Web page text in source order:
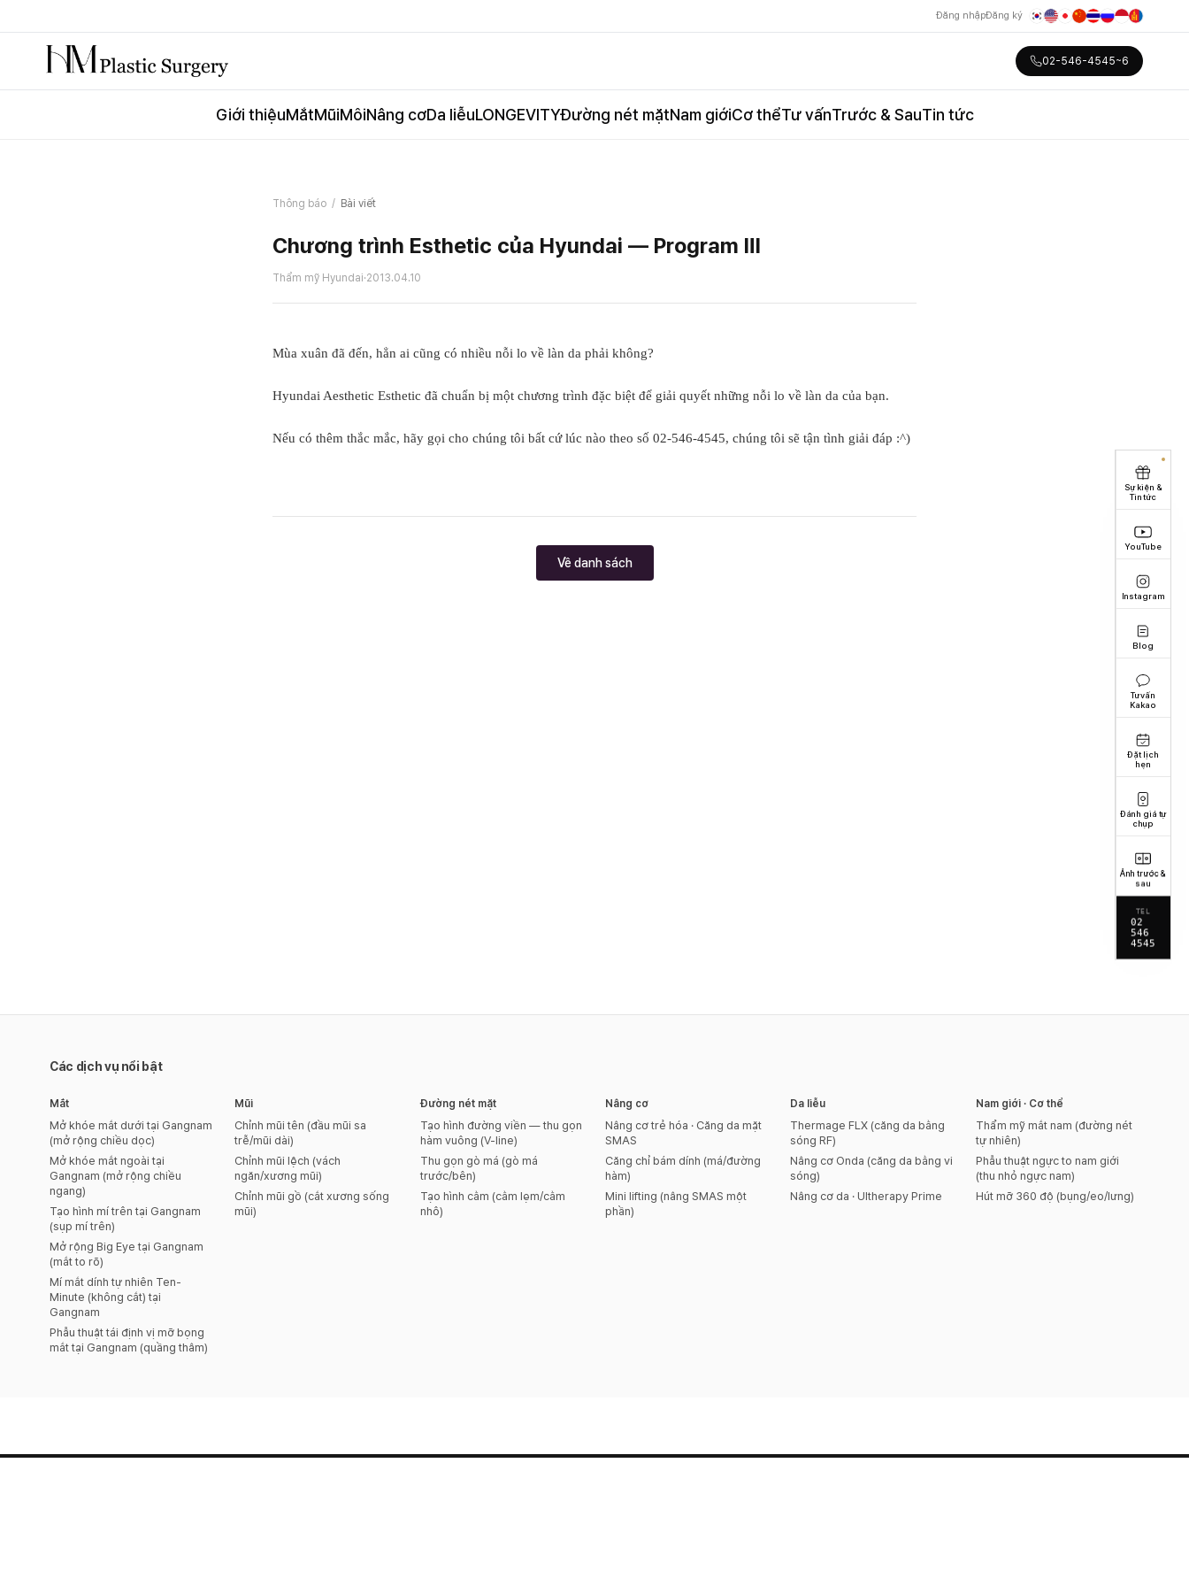
Đăng nhậpĐăng ký
02-546-4545~6
Giới thiệuMắtMũiMôiNâng cơDa liễuLONGEVITYĐường nét mặtNam giớiCơ thểTư vấnTrước & SauTin tức
Thông báo / Bài viết
Chương trình Esthetic của Hyundai — Program Ⅲ
Thẩm mỹ Hyundai·2013.04.10
Mùa xuân đã đến, hẳn ai cũng có nhiều nỗi lo về làn da phải không?
Hyundai Aesthetic Esthetic đã chuẩn bị một chương trình đặc biệt để giải quyết những nỗi lo về làn da của bạn.
Nếu có thêm thắc mắc, hãy gọi cho chúng tôi bất cứ lúc nào theo số 02-546-4545, chúng tôi sẽ tận tình giải đáp :^)
Về danh sách
Các dịch vụ nổi bật
Mắt
Mở khóe mắt dưới tại Gangnam
(mở rộng chiều dọc)
Mở khóe mắt ngoài tại
Gangnam (mở rộng chiều
ngang)
Tạo hình mí trên tại Gangnam
(sụp mí trên)
Mở rộng Big Eye tại Gangnam
(mắt to rõ)
Mí mắt dính tự nhiên Ten-
Minute (không cắt) tại
Gangnam
Phẫu thuật tái định vị mỡ bọng
mắt tại Gangnam (quầng thâm)
Mũi
Chỉnh mũi tên (đầu mũi sa
trễ/mũi dài)
Chỉnh mũi lệch (vách
ngăn/xương mũi)
Chỉnh mũi gồ (cắt xương sống
mũi)
Đường nét mặt
Tạo hình đường viền — thu gọn
hàm vuông (V-line)
Thu gọn gò má (gò má
trước/bên)
Tạo hình cằm (cằm lẹm/cằm
nhô)
Nâng cơ
Nâng cơ trẻ hóa · Căng da mặt
SMAS
Căng chỉ bám dính (má/đường
hàm)
Mini lifting (nâng SMAS một
phần)
Da liễu
Thermage FLX (căng da bằng
sóng RF)
Nâng cơ Onda (căng da bằng vi
sóng)
Nâng cơ da · Ultherapy Prime
Nam giới · Cơ thể
Thẩm mỹ mắt nam (đường nét
tự nhiên)
Phẫu thuật ngực to nam giới
(thu nhỏ ngực nam)
Hút mỡ 360 độ (bụng/eo/lưng)
Sự kiện &
Tin tức
YouTube
Instagram
Blog
Tư vấn
Kakao
Đặt lịch
hẹn
Đánh giá tự
chụp
Ảnh trước &
sau
TEL
02
546
4545